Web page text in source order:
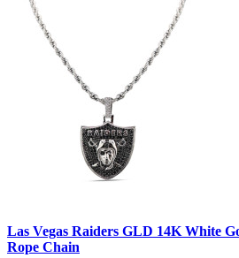
Las Vegas Raiders GLD 14K White
Rope Chain